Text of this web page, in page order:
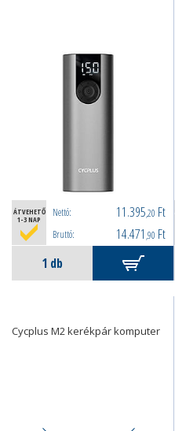
ÁTVEHETŐ
1-3 NAP
Nettó: 11.395,20 Ft
Bruttó: 14.471 ,90 Ft
Cycplus M2 kerékpár komputer